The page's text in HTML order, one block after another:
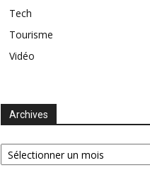
Tech
Tourisme
Vidéo
Archives
Archives